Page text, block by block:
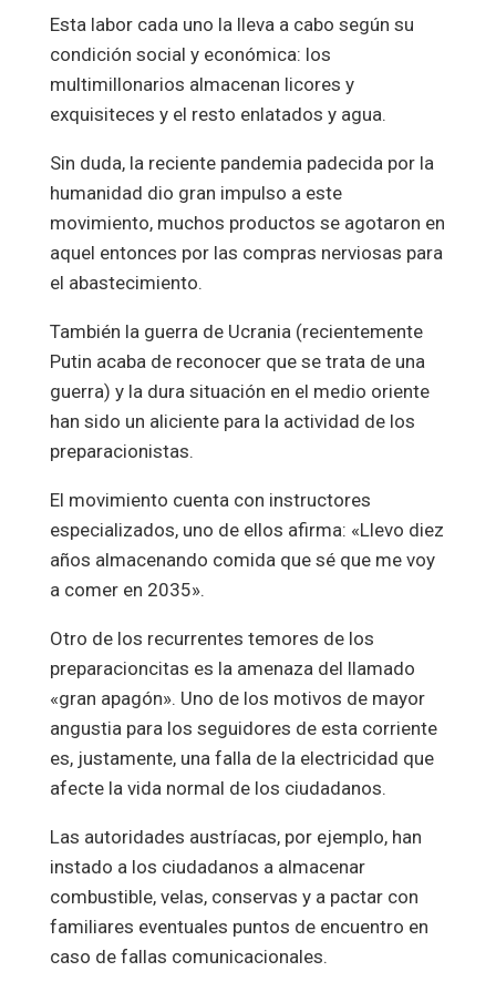
Esta labor cada uno la lleva a cabo según su
condición social y económica: los
multimillonarios almacenan licores y
exquisiteces y el resto enlatados y agua.
Sin duda, la reciente pandemia padecida por la
humanidad dio gran impulso a este
movimiento, muchos productos se agotaron en
aquel entonces por las compras nerviosas para
el abastecimiento.
También la guerra de Ucrania (recientemente
Putin acaba de reconocer que se trata de una
guerra) y la dura situación en el medio oriente
han sido un aliciente para la actividad de los
preparacionistas.
El movimiento cuenta con instructores
especializados, uno de ellos afirma: «Llevo diez
años almacenando comida que sé que me voy
a comer en 2035».
Otro de los recurrentes temores de los
preparacioncitas es la amenaza del llamado
«gran apagón». Uno de los motivos de mayor
angustia para los seguidores de esta corriente
es, justamente, una falla de la electricidad que
afecte la vida normal de los ciudadanos.
Las autoridades austríacas, por ejemplo, han
instado a los ciudadanos a almacenar
combustible, velas, conservas y a pactar con
familiares eventuales puntos de encuentro en
caso de fallas comunicacionales.